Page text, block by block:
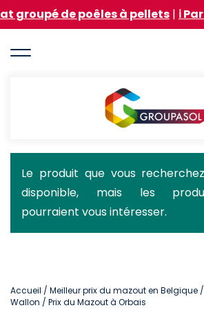
Aller
au
principal
poêles à pellets|ℹ️ Participer à
Groupasol
Message
d'état
Le produit que vous
disponible, mais les
pourraient vous intéresser.
Accueil / Meilleur prix du mazout en Belgique /
Wallon / Prix du Mazout à Orbais